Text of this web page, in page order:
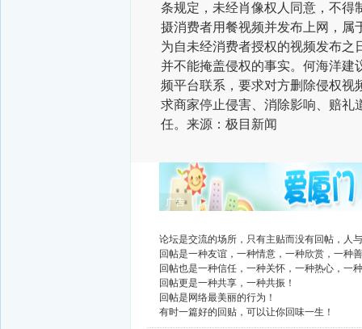
条规定，未经肖像权人同意，不得
摄消费者用餐视频并发布上网，属
为自未经消费者授权的视频发布
并不能掩盖侵权的事实。 何海洋建
频平台联系，要求对方删除侵权视
求商家停止侵害、消除影响、赔礼
任。 来源：极目新闻
广告
论坛是交流的场所，只有主贴而没有回帖，人
回帖是一种友谊，一种情意，一种欣赏，一种
回帖也是一种信任，一种关怀，一种热心，一
回帖更是一种共享，一种共振！
回帖是网络最美丽的行为！
有时一篇好的回贴，可以让你回味一生！